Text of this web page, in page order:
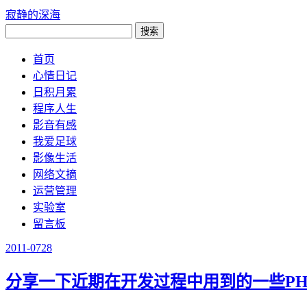
寂静的深海
首页
心情日记
日积月累
程序人生
影音有感
我爱足球
影像生活
网络文摘
运营管理
实验室
留言板
2011-0728
分享一下近期在开发过程中用到的一些